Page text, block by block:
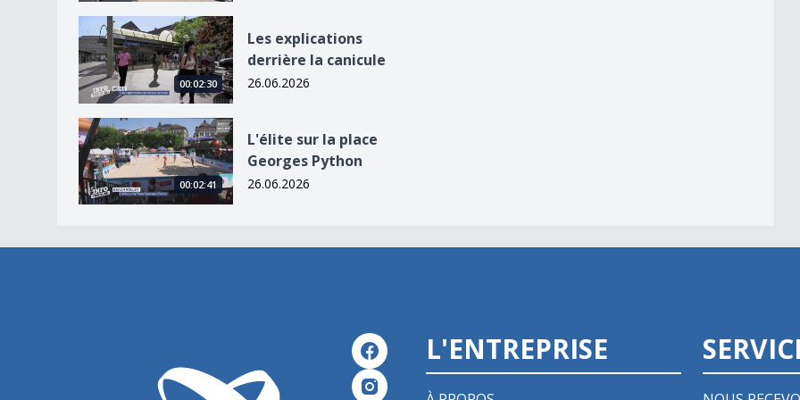
Les explications derrière la canicule
00:02:30
Les explications
derrière la canicule
26.06.2026
L&#039;élite sur la place Georges Python
00:02:41
L'élite sur la place
Georges Python
26.06.2026
L'ENTREPRISE